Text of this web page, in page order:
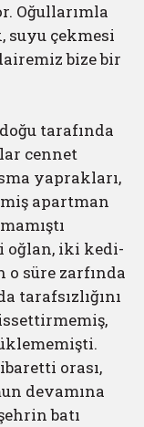
Oğullarımla
suyu çekmesi
bize bir
tarafında
cennet
yaprakları,
apartman
oğlan, iki kedi-
o süre zarfında
tarafsızlığını
orası,
devamına
batı